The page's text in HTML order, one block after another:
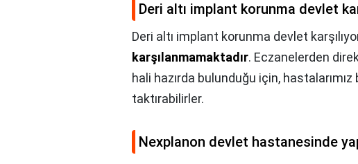
Deri altı implant korunma devlet
Deri altı implant korunma devlet
karşılanmamaktadır. Eczanelerden
hali hazırda bulunduğu için,
taktırabilirler.
Nexplanon devlet hastanesinde